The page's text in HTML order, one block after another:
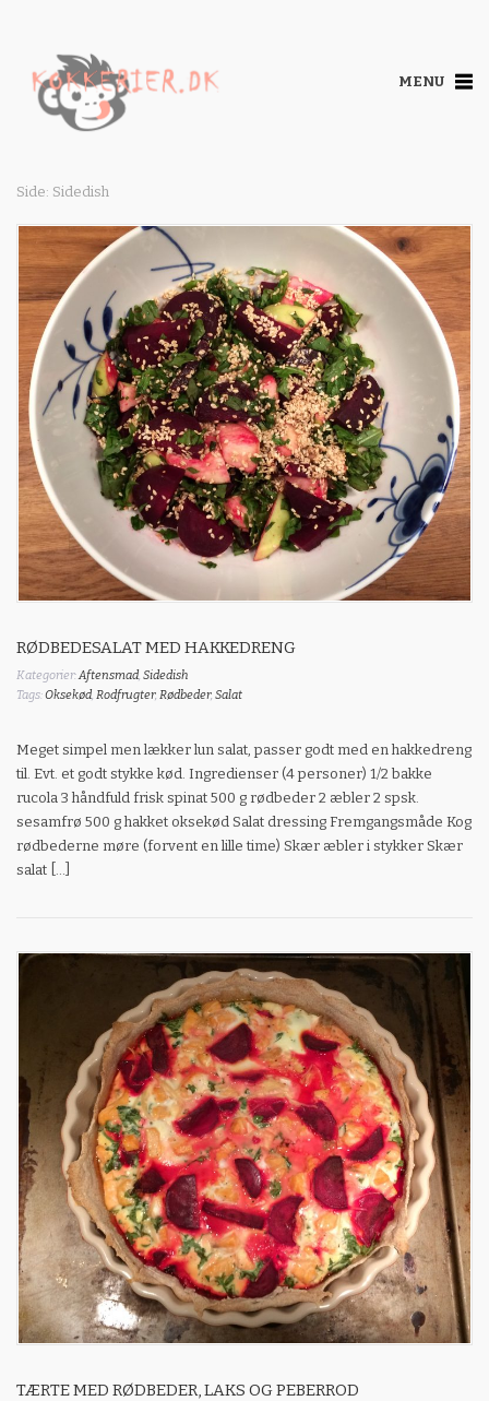
MENU
Side: Sidedish
RØDBEDESALAT MED HAKKEDRENG
Kategorier:Aftensmad, Sidedish
Tags:Oksekød, Rodfrugter, Rødbeder, Salat
Meget simpel men lækker lun salat, passer godt med en hakkedreng
til. Evt. et godt stykke kød. Ingredienser (4 personer) 1/2 bakke
rucola 3 håndfuld frisk spinat 500 g rødbeder 2 æbler 2 spsk.
sesamfrø 500 g hakket oksekød Salat dressing Fremgangsmåde Kog
rødbederne møre (forvent en lille time) Skær æbler i stykker Skær
salat […]
TÆRTE MED RØDBEDER, LAKS OG PEBERROD